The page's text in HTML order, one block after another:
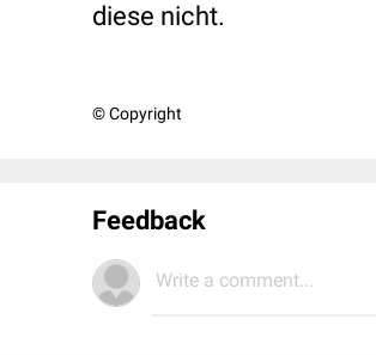
diese nicht.
© Copyright
Feedback
Write a comment...